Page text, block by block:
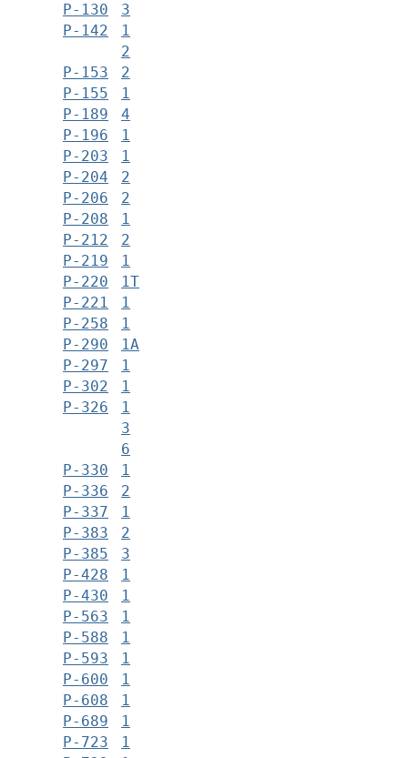
Р-130
3
Р-142
1
2
Р-153
2
Р-155
1
Р-189
4
Р-196
1
Р-203
1
Р-204
2
Р-206
2
Р-208
1
Р-212
2
Р-219
1
Р-220
1Т
Р-221
1
Р-258
1
Р-290
1А
Р-297
1
Р-302
1
Р-326
1
3
6
Р-330
1
Р-336
2
Р-337
1
Р-383
2
Р-385
3
Р-428
1
Р-430
1
Р-563
1
Р-588
1
Р-593
1
Р-600
1
Р-608
1
Р-689
1
Р-723
1